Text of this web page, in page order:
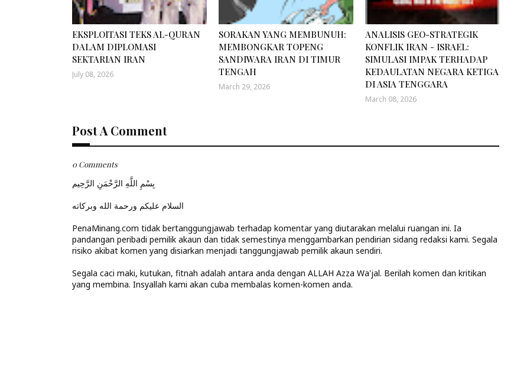
EKSPLOITASI TEKS AL-QURAN
DALAM DIPLOMASI
SEKTARIAN IRAN
July 08, 2026
SORAKAN YANG MEMBUNUH:
MEMBONGKAR TOPENG
SANDIWARA IRAN DI TIMUR
TENGAH
March 29, 2026
ANALISIS GEO-STRATEGIK
KONFLIK IRAN - ISRAEL:
SIMULASI IMPAK TERHADAP
KEDAULATAN NEGARA KETIGA
DI ASIA TENGGARA
March 08, 2026
Post A Comment
0 Comments
بِسْمِ اللَّهِ الرَّحْمَنِ الرَّحِيم
السلام عليكم ورحمة الله وبركاته
PenaMinang.com tidak bertanggungjawab terhadap komentar yang diutarakan melalui ruangan ini. Ia
pandangan peribadi pemilik akaun dan tidak semestinya menggambarkan pendirian sidang redaksi kami. Segala
risiko akibat komen yang disiarkan menjadi tanggungjawab pemilik akaun sendiri.
Segala caci maki, kutukan, fitnah adalah antara anda dengan ALLAH Azza Wa'jal. Berilah komen dan kritikan
yang membina. Insyallah kami akan cuba membalas komen-komen anda.